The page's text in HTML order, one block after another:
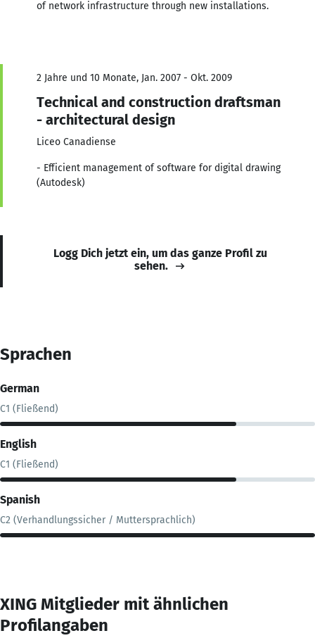
of network infrastructure through new installations.
2 Jahre und 10 Monate, Jan. 2007 - Okt. 2009
Technical and construction draftsman
- architectural design
Liceo Canadiense
- Efficient management of software for digital drawing
(Autodesk)
Logg Dich jetzt ein, um das ganze Profil zu
sehen.
Sprachen
German
C1 (Fließend)
English
C1 (Fließend)
Spanish
C2 (Verhandlungssicher / Muttersprachlich)
XING Mitglieder mit ähnlichen
Profilangaben